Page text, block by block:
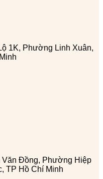
1K, Phường Linh Xuân,
Văn Đồng, Phường Hiệp
TP Hồ Chí Minh